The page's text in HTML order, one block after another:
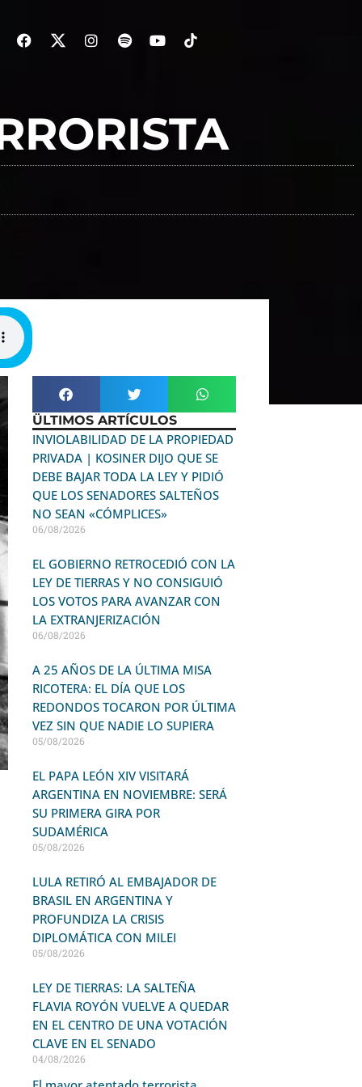
ÜLTIMOS ARTÍCULOS
INVIOLABILIDAD DE LA PROPIEDAD
PRIVADA | KOSINER DIJO QUE SE
DEBE BAJAR TODA LA LEY Y PIDIÓ
QUE LOS SENADORES SALTEÑOS
NO SEAN «CÓMPLICES»
06/08/2026
EL GOBIERNO RETROCEDIÓ CON LA
LEY DE TIERRAS Y NO CONSIGUIÓ
LOS VOTOS PARA AVANZAR CON
LA EXTRANJERIZACIÓN
06/08/2026
A 25 AÑOS DE LA ÚLTIMA MISA
RICOTERA: EL DÍA QUE LOS
REDONDOS TOCARON POR ÚLTIMA
VEZ SIN QUE NADIE LO SUPIERA
05/08/2026
EL PAPA LEÓN XIV VISITARÁ
ARGENTINA EN NOVIEMBRE: SERÁ
SU PRIMERA GIRA POR
SUDAMÉRICA
05/08/2026
LULA RETIRÓ AL EMBAJADOR DE
BRASIL EN ARGENTINA Y
PROFUNDIZA LA CRISIS
DIPLOMÁTICA CON MILEI
05/08/2026
LEY DE TIERRAS: LA SALTEÑA
FLAVIA ROYÓN VUELVE A QUEDAR
EN EL CENTRO DE UNA VOTACIÓN
CLAVE EN EL SENADO
04/08/2026